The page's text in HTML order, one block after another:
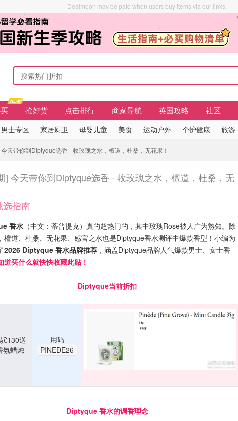
Dealmoon may be paid when users buy items via our links.
抢好货 点击排行 商家导航 英国攻略 社区
男士专区 家居厨卫 母婴儿童 美食 运动户外 个护健康 旅游
天带你到Diptyque选香 - 收玫瑰之水，檀道，杜桑，无花果！
] 今天带你到Diptyque选香 - 收玫瑰之水，檀道，杜桑，无
选指南
香水 （中文：蒂普提克）真的超热门的，其中玫瑰Rose被人广为熟知。除
檀道、杜桑、无花果、感官之水也是Diptyque香水测评中爆款香型！小编为
2026 Diptyque 香水品牌推荐 ，涵盖Diptyque品牌人气爆款男士、女士香
道买什么就快快收藏此贴！
Diptyque当前折扣
£130送
氛蜡烛
用码
PINEDE26
Diptyque 香水的调香理念